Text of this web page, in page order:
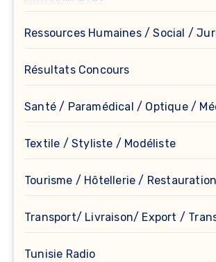
Ressources Humaines / Social /
Résultats Concours
Santé / Paramédical / Optique /
Textile / Styliste / Modéliste
Tourisme / Hôtellerie / Restauration
Transport/ Livraison/ Export /
Tunisie Radio